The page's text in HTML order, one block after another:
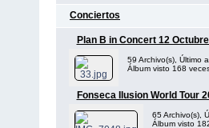
Conciertos
Plan B in Concert 12
59 Archivo(s), Último
Álbum visto 168
Fonseca Ilusion World Tour
65 Archivo(s),
Álbum visto